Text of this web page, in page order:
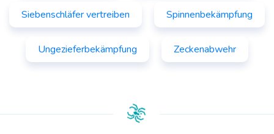
Siebenschläfer vertreiben Spinnenbekämpfung
Ungezieferbekämpfung Zeckenabwehr